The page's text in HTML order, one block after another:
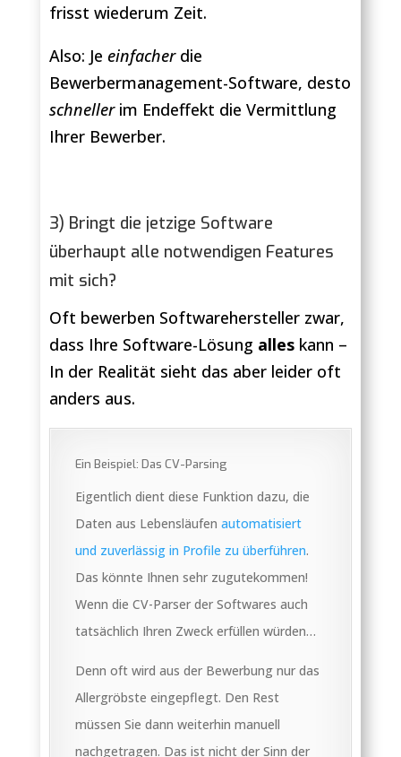
frisst wiederum Zeit.
Also: Je einfacherdie
Bewerbermanagement-Software, desto
schnellerim Endeffekt die Vermittlung
Ihrer Bewerber.
3) Bringt die jetzige Software
überhaupt alle notwendigen Features
mit sich?
Oft bewerben Softwarehersteller zwar,
dass Ihre Software-Lösung alleskann –
In der Realität sieht das aber leider oft
anders aus.
Ein Beispiel: Das CV-Parsing
Eigentlich dient diese Funktion dazu, die
Daten aus Lebensläufen automatisiert
und zuverlässig in Profile zu überführen.
Das könnte Ihnen sehr zugutekommen!
Wenn die CV-Parser der Softwares auch
tatsächlich Ihren Zweck erfüllen würden…
Denn oft wird aus der Bewerbung nur das
Allergröbste eingepflegt. Den Rest
müssen Sie dann weiterhin manuell
nachgetragen. Das ist nicht der Sinn der